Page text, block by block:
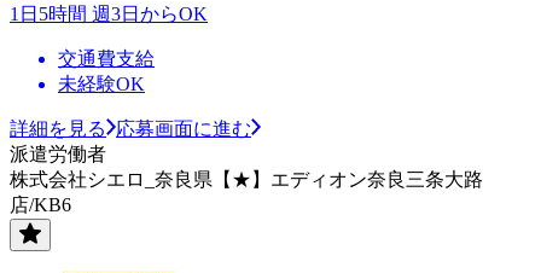
1日5時間 週3日からOK
交通費支給
未経験OK
詳細を見る
応募画面に進む
派遣労働者
株式会社シエロ_奈良県【★】エディオン奈良三条大路
店/KB6